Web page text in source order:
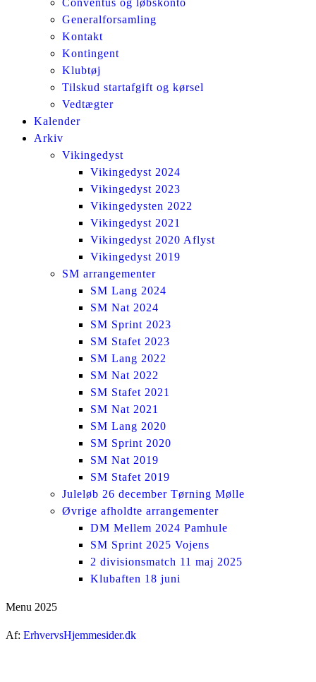
Generalforsamling
Kontakt
Kontingent
Klubtøj
Tilskud startafgift og kørsel
Vedtægter
Kalender
Arkiv
Vikingedyst
Vikingedyst 2024
Vikingedyst 2023
Vikingedysten 2022
Vikingedyst 2021
Vikingedyst 2020 Aflyst
Vikingedyst 2019
SM arrangementer
SM Lang 2024
SM Nat 2024
SM Sprint 2023
SM Stafet 2023
SM Lang 2022
SM Nat 2022
SM Stafet 2021
SM Nat 2021
SM Lang 2020
SM Sprint 2020
SM Nat 2019
SM Stafet 2019
Juleløb 26 december Tørning Mølle
Øvrige afholdte arrangementer
DM Mellem 2024 Pamhule
SM Sprint 2025 Vojens
2 divisionsmatch 11 maj 2025
Klubaften 18 juni
Menu 2025
Af: ErhvervsHjemmesider.dk